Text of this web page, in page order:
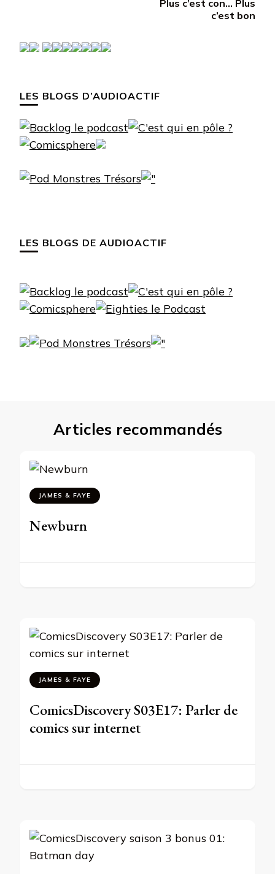
Plus c’est con… Plus
c’est bon
LES BLOGS D’AUDIOACTIF
LES BLOGS DE AUDIOACTIF
Articles recommandés
JAMES & FAYE
Newburn
JAMES & FAYE
ComicsDiscovery S03E17: Parler de
comics sur internet